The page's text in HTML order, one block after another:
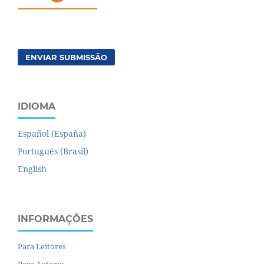
ENVIAR SUBMISSÃO
IDIOMA
Español (España)
Português (Brasil)
English
INFORMAÇÕES
Para Leitores